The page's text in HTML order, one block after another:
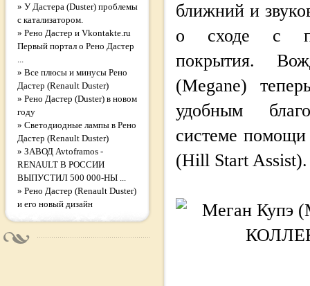
» У Дастера (Duster) проблемы
с катализатором.
» Рено Дастер и Vkontakte.ru
Первый портал о Рено Дастер
...
» Все плюсы и минусы Рено
Дастер (Renault Duster)
» Рено Дастер (Duster) в новом
году
» Светодиодные лампы в Рено
Дастер (Renault Duster)
» ЗАВОД Avtoframos -
RENAULT В РОССИИ
ВЫПУСТИЛ 500 000-НЫ ...
» Рено Дастер (Renault Duster)
и его новый дизайн
ближний и
о сходе с
покрытия.
(Megane)
удобным
системе
(Hill Start Assist).